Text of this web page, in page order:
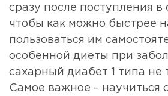
сразу после поступления в
чтобы как можно быстрее
пользоваться им
особенной диеты при
сахарный диабет 1 типа не
Самое важное – научиться